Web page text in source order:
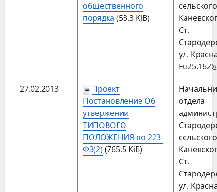
общественного
порядка (53.3 KiB)
Ст.
ул.
27.02.2013
Проект
Постановление Об
утвержении
ТИПОВОГО
ПОЛОЖЕНИЯ по 223-
ФЗ(2) (765.5 KiB)
отдела
Ст.
ул.